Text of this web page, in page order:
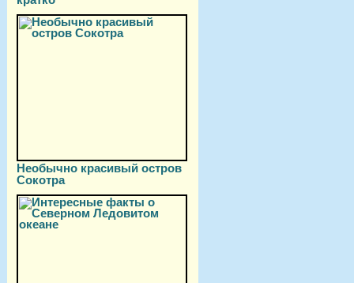
Необычно красивый остров
Сокотра